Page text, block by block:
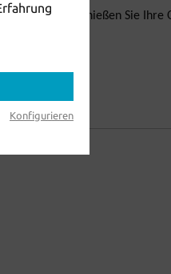
vereint. Genießen Sie
Konfigurieren